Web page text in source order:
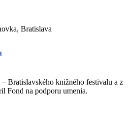
Bratislava
Bratislavského knižného festivalu a z
Fond na podporu umenia.